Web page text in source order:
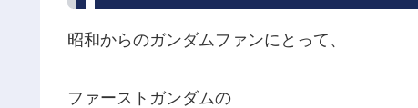
昭和からのガンダムファンにとって、
ファーストガンダムの